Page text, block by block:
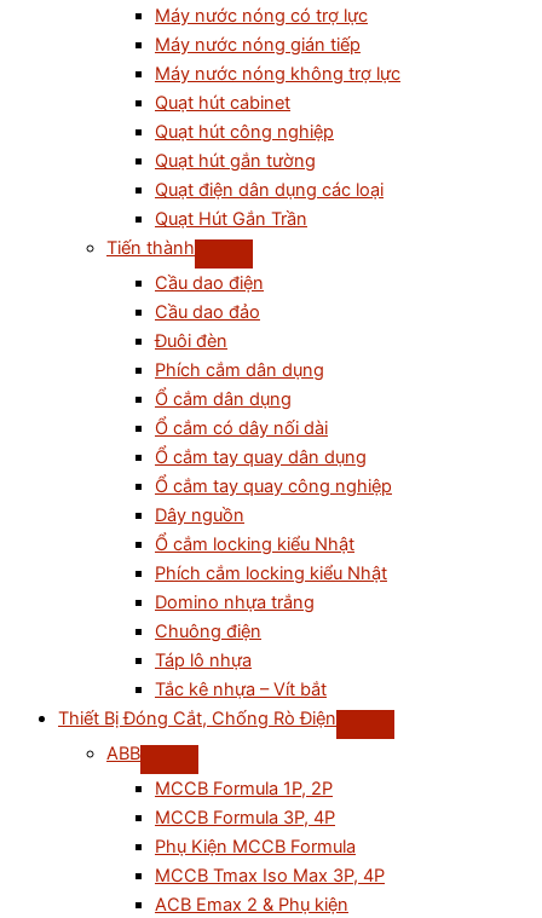
Máy nước nóng có trợ lực
Máy nước nóng gián tiếp
Máy nước nóng không trợ lực
Quạt hút cabinet
Quạt hút công nghiệp
Quạt hút gắn tường
Quạt điện dân dụng các loại
Quạt Hút Gắn Trần
Tiến thành
Cầu dao điện
Cầu dao đảo
Đuôi đèn
Phích cắm dân dụng
Ổ cắm dân dụng
Ổ cắm có dây nối dài
Ổ cắm tay quay dân dụng
Ổ cắm tay quay công nghiệp
Dây nguồn
Ổ cắm locking kiểu Nhật
Phích cắm locking kiểu Nhật
Domino nhựa trắng
Chuông điện
Táp lô nhựa
Tắc kê nhựa – Vít bắt
Thiết Bị Đóng Cắt, Chống Rò Điện
ABB
MCCB Formula 1P, 2P
MCCB Formula 3P, 4P
Phụ Kiện MCCB Formula
MCCB Tmax Iso Max 3P, 4P
ACB Emax 2 & Phụ kiện